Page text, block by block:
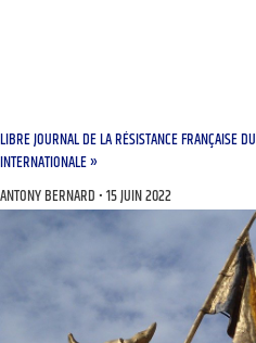
LIBRE JOURNAL DE LA RÉSISTANCE FRANÇAISE
INTERNATIONALE »
ANTONY BERNARD 15 JUIN 2022